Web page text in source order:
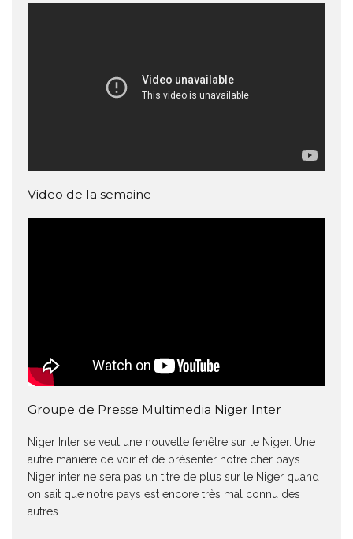
Video de la semaine
Groupe de Presse Multimedia Niger Inter
Niger Inter se veut une nouvelle fenêtre sur le Niger. Une
autre manière de voir et de présenter notre cher pays.
Niger inter ne sera pas un titre de plus sur le Niger quand
on sait que notre pays est encore très mal connu des
autres.